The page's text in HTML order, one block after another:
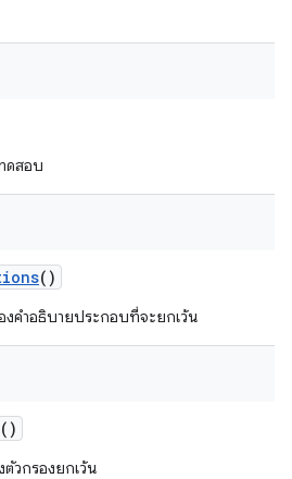
ดสอบ
()
คำอธิบายประกอบที่จะยกเว้น
()
วกรองยกเว้น